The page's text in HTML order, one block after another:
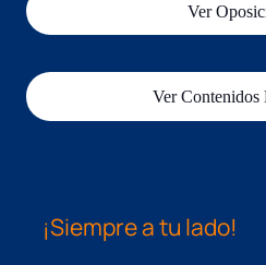
Ver
Ver Contenidos
¡Siempre a tu lado!